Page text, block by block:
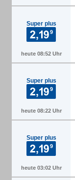
Super plus
heute 08:52 Uhr
Super plus
heute 08:22 Uhr
Super plus
heute 03:02 Uhr